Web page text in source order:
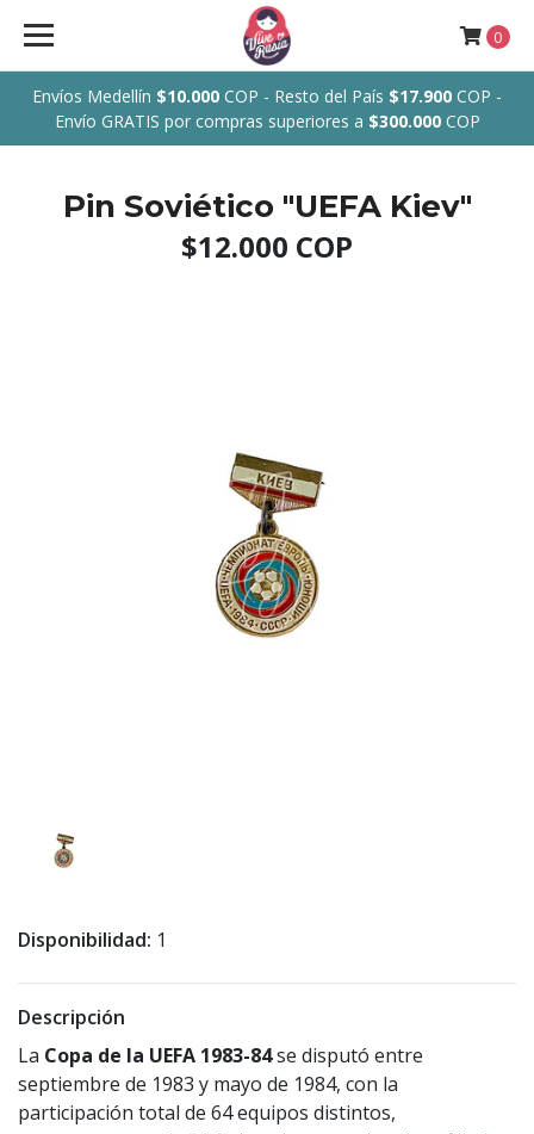
Envíos Medellín $10.000 COP - Resto del País $17.900 COP -
Envío GRATIS por compras superiores a $300.000COP
0
Pin Soviético "UEFA Kiev"
$12.000 COP
Disponibilidad: 1
Descripción
La Copa de la UEFA 1983-84se disputó entre
septiembre de 1983 y mayo de 1984, con la
participación total de 64 equipos distintos,